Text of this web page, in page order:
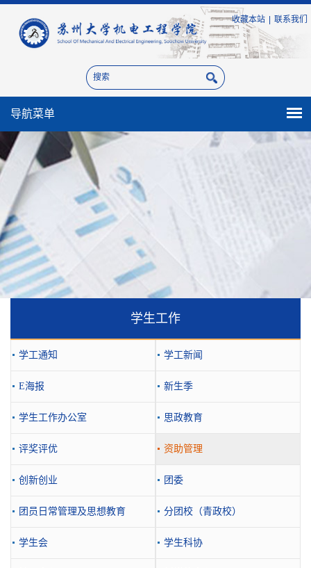
收藏本站 联系我们
导航菜单
学生工作
学工通知 学工新闻
E海报 新生季
学生工作办公室 思政教育
评奖评优 资助管理
创新创业 团委
团员日常管理及思想教育 分团校（青政校）
学生会 学生科协